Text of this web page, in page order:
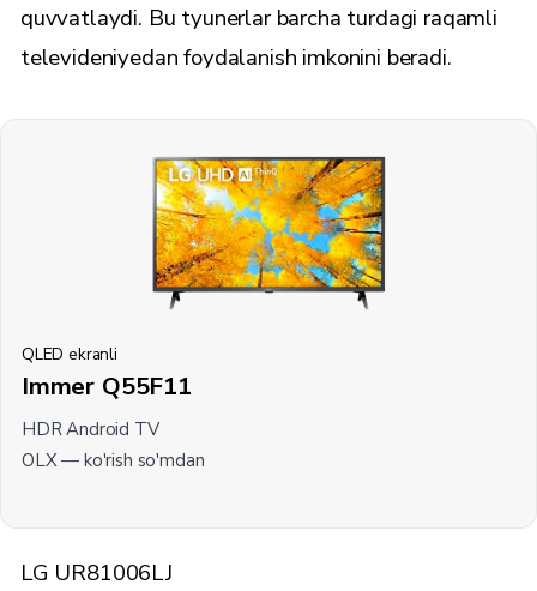
quvvatlaydi. Bu tyunerlar barcha turdagi raqamli
televideniyedan ​​foydalanish imkonini beradi.
QLED ekranli
Immer Q55F11
HDR Android TV
OLX — ko'rish so'mdan
LG UR81006LJ